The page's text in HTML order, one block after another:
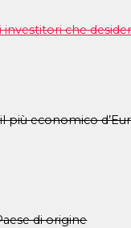
che
più economico
di origine